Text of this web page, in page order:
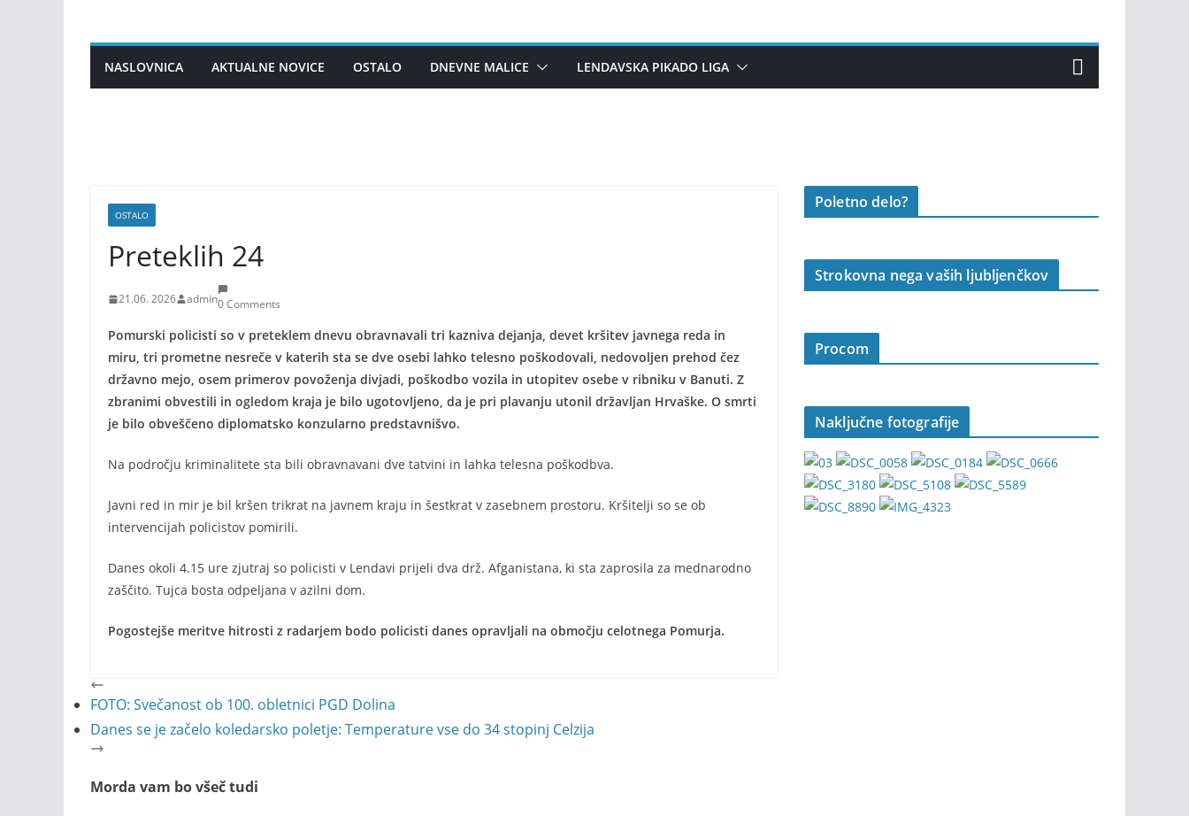
contentNASLOVNICA AKTUALNE NOVICE OSTALO DNEVNE MALICE LENDAVSKA PIKADO LIGA
OSTALO
Preteklih 24
21.06. 2026 admin0 Comments
Pomurski policisti so v preteklem dnevu obravnavali tri kazniva dejanja, devet kršitev javnega reda in
miru, tri prometne nesreče v katerih sta se dve osebi lahko telesno poškodovali, nedovoljen prehod čez
državno mejo, osem primerov povoženja divjadi, poškodbo vozila in utopitev osebe v ribniku v Banuti. Z
zbranimi obvestili in ogledom kraja je bilo ugotovljeno, da je pri plavanju utonil državljan Hrvaške. O smrti
je bilo obveščeno diplomatsko konzularno predstavnišvo.
Na področju kriminalitete sta bili obravnavani dve tatvini in lahka telesna poškodbva.
Javni red in mir je bil kršen trikrat na javnem kraju in šestkrat v zasebnem prostoru. Kršitelji so se ob
intervencijah policistov pomirili.
Danes okoli 4.15 ure zjutraj so policisti v Lendavi prijeli dva drž. Afganistana, ki sta zaprosila za mednarodno
zaščito. Tujca bosta odpeljana v azilni dom.
Pogostejše meritve hitrosti z radarjem bodo policisti danes opravljali na območju celotnega Pomurja.
FOTO: Svečanost ob 100. obletnici PGD Dolina
Danes se je začelo koledarsko poletje: Temperature vse do 34 stopinj Celzija
Morda vam bo všeč tudi
Poletno delo?
Strokovna nega vaših ljubljenčkov
Procom
Naključne fotografije